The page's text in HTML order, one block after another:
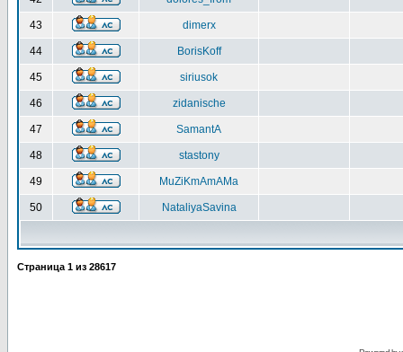
43 dimerx
44 BorisKoff
45 siriusok
46 zidanische
47 SamantA
48 stastony
49 MuZiKmAmAMa
50 NataliyaSavina
Страница 1 из 28617